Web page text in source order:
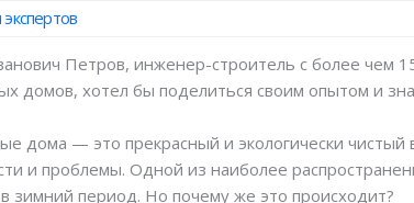
Петров, инженер-строитель с более чем
домов, хотел бы поделиться своим опытом и
дома — это прекрасный и экологически
и проблемы. Одной из наиболее
зимний период. Но почему же это происходит?